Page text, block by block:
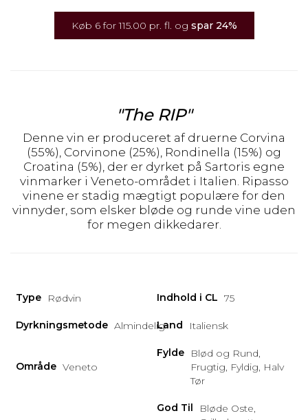
Køb 6 for 115.00 pr. fl. og spar 24%
"The RIP"
Denne vin er produceret af druerne Corvina
(55%), Corvinone (25%), Rondinella (15%) og
Croatina (5%), der er dyrket på Sartoris egne
vinmarker i Veneto-området i Italien. Ripasso
vinene er stadig mægtigt populære for den
vinnyder, som elsker bløde og runde vine uden
for megen dikkedarer.
Type Rødvin Indhold i CL 75
Dyrkningsmetode AlmindeligLand Italiensk
Område Veneto
Fylde
Blød og Rund,
Frugtig, Fyldig, Halv
Tør
God Til
Bløde Oste,